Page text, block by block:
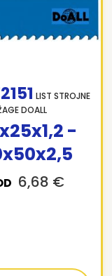
LIST STROJNE
DOALL
6,68 €
-